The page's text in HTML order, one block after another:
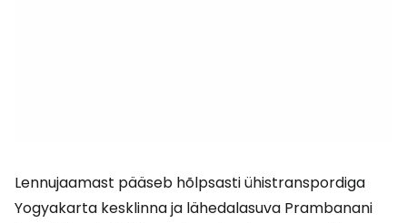
Lennujaamast pääseb hõlpsasti ühistranspordiga
Yogyakarta kesklinna ja lähedalasuva Prambanani